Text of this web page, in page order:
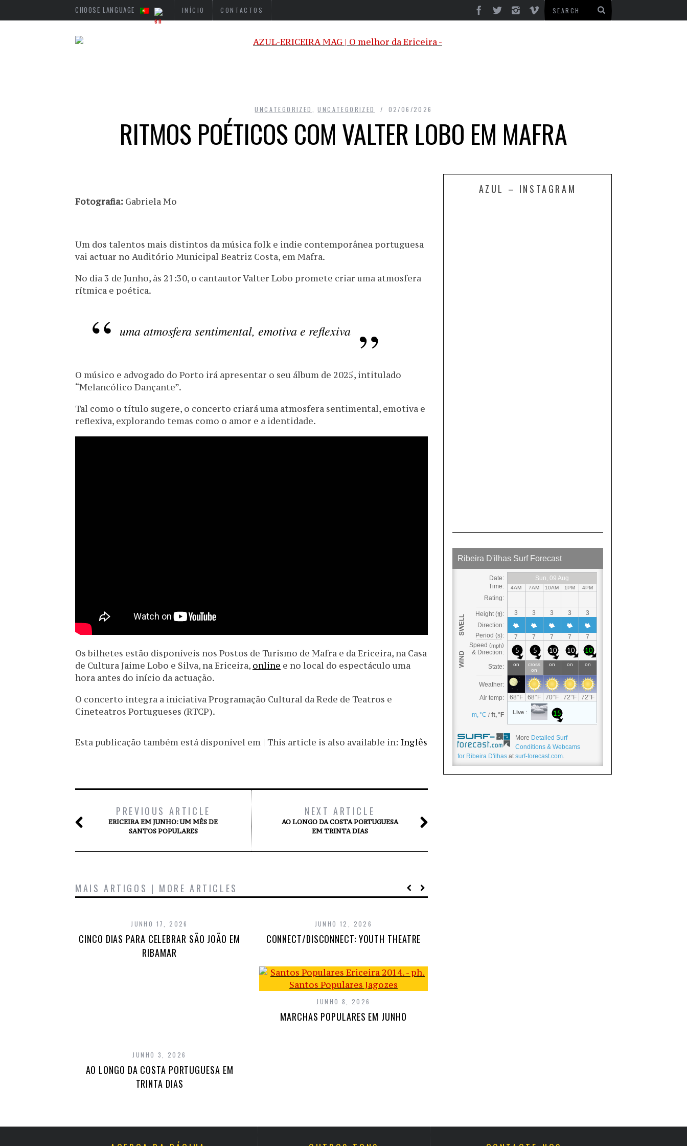
CHOOSE LANGUAGE INÍCIO CONTACTOS
UNCATEGORIZED ,UNCATEGORIZED 02/06/2026
RITMOS POÉTICOS COM VALTER LOBO EM MAFRA
Fotografia: Gabriela Mo
Um dos talentos mais distintos da música folk e indie contemporânea portuguesa
vai actuar no Auditório Municipal Beatriz Costa, em Mafra.
No dia 3 de Junho, às 21:30, o cantautor Valter Lobo promete criar uma atmosfera
rítmica e poética.
uma atmosfera sentimental, emotiva e reflexiva
O músico e advogado do Porto irá apresentar o seu álbum de 2025, intitulado
“Melancólico Dançante”.
Tal como o título sugere, o concerto criará uma atmosfera sentimental, emotiva e
reflexiva, explorando temas como o amor e a identidade.
Os bilhetes estão disponíveis nos Postos de Turismo de Mafra e da Ericeira, na Casa
de Cultura Jaime Lobo e Silva, na Ericeira, online e no local do espectáculo uma
hora antes do início da actuação.
O concerto integra a iniciativa Programação Cultural da Rede de Teatros e
Cineteatros Portugueses (RTCP).
Esta publicação também está disponível em | This article is also available in: Inglês
PREVIOUS ARTICLE
ERICEIRA EM JUNHO: UM MÊS DE
SANTOS POPULARES
NEXT ARTICLE
AO LONGO DA COSTA PORTUGUESA
EM TRINTA DIAS
MAIS ARTIGOS | MORE ARTICLES
JUNHO 17, 2026
CINCO DIAS PARA CELEBRAR SÃO JOÃO EM
RIBAMAR
JUNHO 12, 2026
CONNECT/DISCONNECT: YOUTH THEATRE
JUNHO 8, 2026
MARCHAS POPULARES EM JUNHO
JUNHO 3, 2026
AO LONGO DA COSTA PORTUGUESA EM
TRINTA DIAS
AZUL – INSTAGRAM
More Detailed Surf
Conditions & Webcams
for Ribeira D'ilhas at surf-forecast.com.